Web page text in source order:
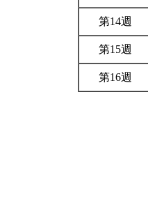
第14週
第15週
第16週